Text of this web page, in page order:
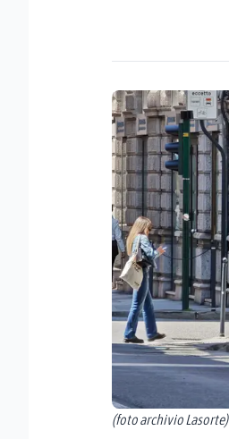
(foto archivio Lasorte)